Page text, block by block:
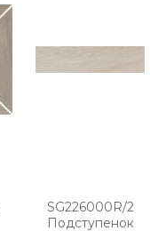
SG226000R/2
Подступенок